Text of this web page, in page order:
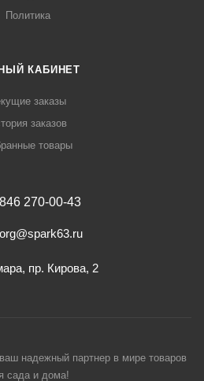
Политика
КАБИНЕТ
заказы
заказов
товары
270-00-43
пр. Кирова, 2
надежный партнер в мире товаров
сада и дома!